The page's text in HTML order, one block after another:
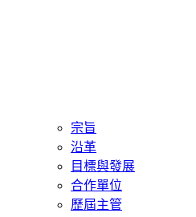
宗旨
沿革
目標與發展
合作單位
歷屆主管